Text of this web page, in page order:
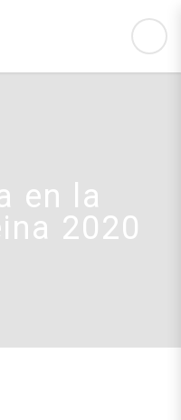
en la
2020